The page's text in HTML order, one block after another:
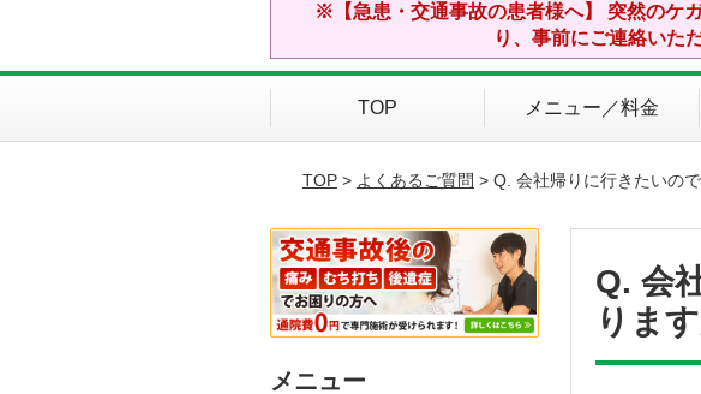
※【急患・交通事故の患者様へ】 突然のケ
り、事前にご連絡いた
TOP メニュー／料金
TOP> よくあるご質問 > Q. 会社帰りに行きたいの
Q. 会
りま
メニュー